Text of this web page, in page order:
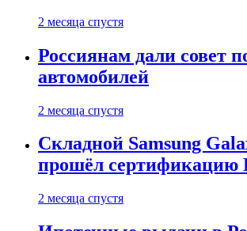
2 месяца спустя
Россиянам дали совет
автомобилей
2 месяца спустя
Складной Samsung
прошёл сертификацию
2 месяца спустя